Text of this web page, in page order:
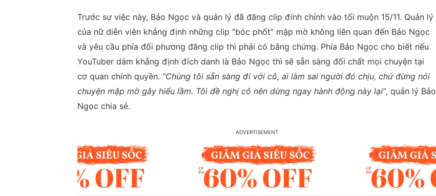
Trước sự việc này, Bảo Ngọc và quản lý đã đăng clip đính chính vào tối muộn 15/11. Quản lý
của nữ diễn viên khẳng định những clip “bóc phốt” mập mờ không liên quan đến Bảo Ngọc
và yêu cầu phía đối phương đăng clip thì phải có bằng chứng. Phía Bảo Ngọc cho biết nếu
YouTuber dám khẳng định đích danh là Bảo Ngọc thì sẽ sẵn sàng đối chất mọi chuyện tại
cơ quan chính quyền. “Chúng tôi sẵn sàng đi với cô, ai làm sai người đó chịu, chứ đừng nói
chuyện mập mờ gây hiểu lầm. Tôi đề nghị cô nên dừng ngay hành động này lại”, quản lý Bảo
Ngọc chia sẻ.